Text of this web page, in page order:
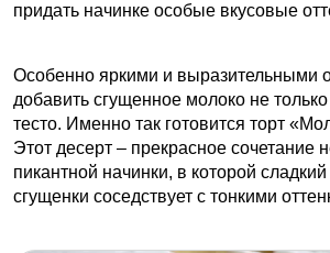
придать начинке особые вкусовые
Особенно яркими и выразительными
добавить сгущенное молоко не
тесто. Именно так готовится торт
Этот десерт – прекрасное сочетание
пикантной начинки, в которой
сгущенки соседствует с тонкими